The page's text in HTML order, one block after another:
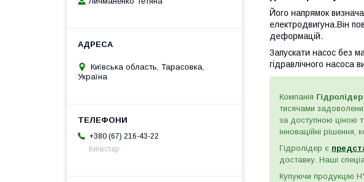
Його напрямок
електродвигуна.Він
деформацій.
Запускати насос без
гідравлічного насоса
Компанія Гідролідер
тисячами
за доступною ціною
інноваційні рішення,
Гідролідер є
доставку. Наші
Купуючи продукцію
Київська область, Тарасовка,
Україна
+380 (67) 216-43-22
Київстар